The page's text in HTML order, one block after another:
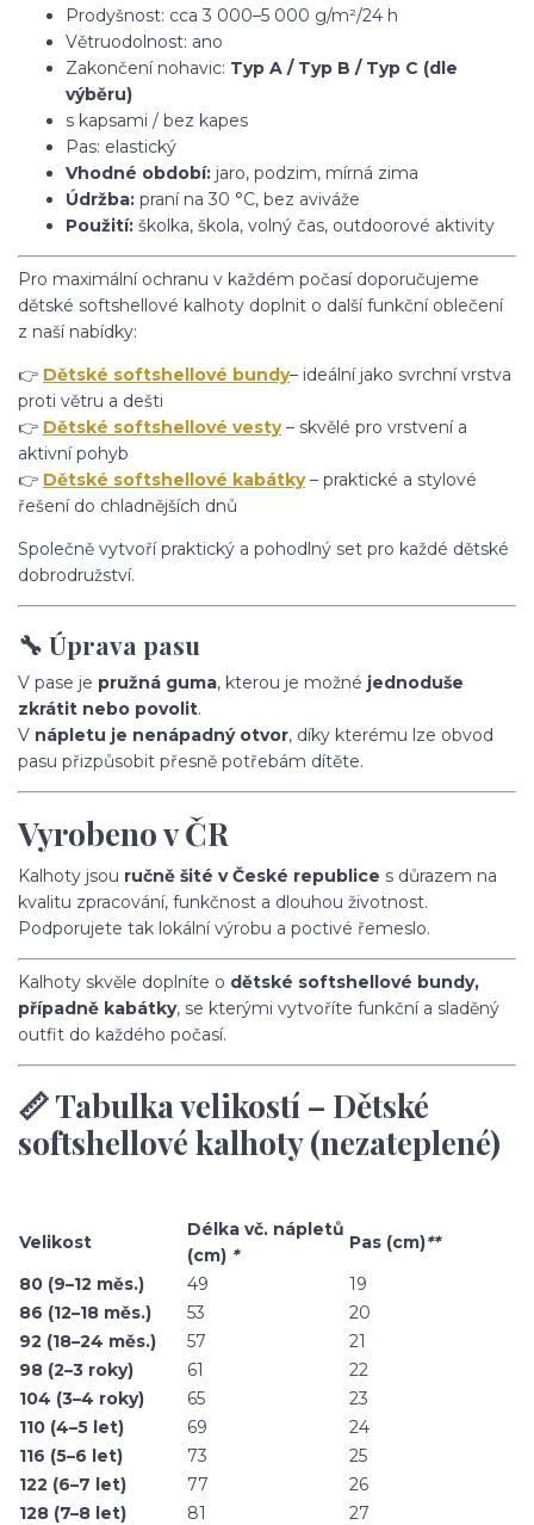
Prodyšnost: cca 3 000–5 000 g/m²/24 h
Větruodolnost: ano
Zakončení nohavic: Typ A / Typ B / Typ C (dle
výběru)
s kapsami / bez kapes
Pas: elastický
Vhodné období: jaro, podzim, mírná zima
Údržba: praní na 30 °C, bez aviváže
Použití: školka, škola, volný čas, outdoorové aktivity
Pro maximální ochranu v každém počasí doporučujeme
dětské softshellové kalhoty doplnit o další funkční oblečení
z naší nabídky:
👉 Dětské softshellové bundy– ideální jako svrchní vrstva
proti větru a dešti
👉 Dětské softshellové vesty– skvělé pro vrstvení a
aktivní pohyb
👉 Dětské softshellové kabátky– praktické a stylové
řešení do chladnějších dnů
Společně vytvoří praktický a pohodlný set pro každé dětské
dobrodružství.
🔧 Úprava pasu
V pase je pružná guma, kterou je možné jednoduše
zkrátit nebo povolit.
V nápletu je nenápadný otvor, díky kterému lze obvod
pasu přizpůsobit přesně potřebám dítěte.
Vyrobeno v ČR
Kalhoty jsou ručně šité v České republice s důrazem na
kvalitu zpracování, funkčnost a dlouhou životnost.
Podporujete tak lokální výrobu a poctivé řemeslo.
Kalhoty skvěle doplníte o dětské softshellové bundy,
případně kabátky, se kterými vytvoříte funkční a sladěný
outfit do každého počasí.
📏 Tabulka velikostí – Dětské
softshellové kalhoty (nezateplené)
Velikost
Délka vč. nápletů
(cm) *
Pas (cm)**
80 (9–12 měs.)
49
19
86 (12–18 měs.)
53
20
92 (18–24 měs.)
57
21
98 (2–3 roky)
61
22
104 (3–4 roky)
65
23
110 (4–5 let)
69
24
116 (5–6 let)
73
25
122 (6–7 let)
77
26
128 (7–8 let)
81
27